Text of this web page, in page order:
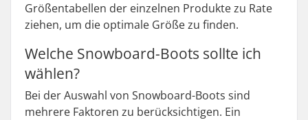
Größentabellen der einzelnen Produkte zu Rate
ziehen, um die optimale Größe zu finden.
Welche Snowboard-Boots sollte ich
wählen?
Bei der Auswahl von Snowboard-Boots sind
mehrere Faktoren zu berücksichtigen. Ein